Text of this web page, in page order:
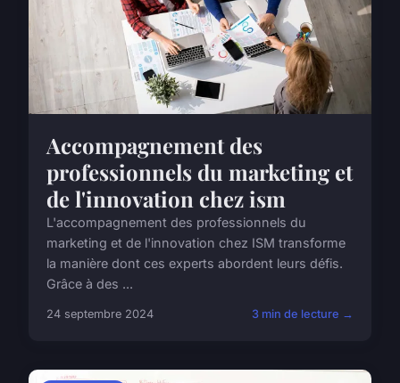
Accompagnement des
professionnels du marketing et
de l'innovation chez ism
L'accompagnement des professionnels du
marketing et de l'innovation chez ISM transforme
la manière dont ces experts abordent leurs défis.
Grâce à des ...
24 septembre 2024 3 min de lecture →